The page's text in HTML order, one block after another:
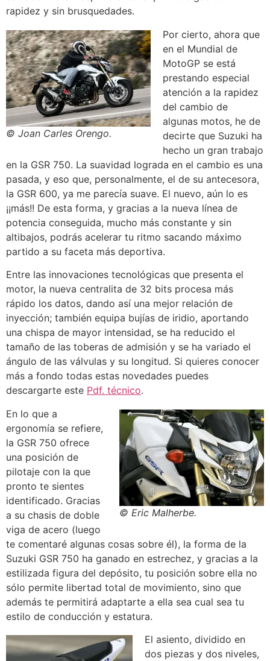
rapidez y sin brusquedades.
© Joan Carles Orengo.
Por cierto, ahora que
en el Mundial de
MotoGP se está
prestando especial
atención a la rapidez
del cambio de
algunas motos, he de
decirte que Suzuki ha
hecho un gran trabajo
en la GSR 750. La suavidad lograda en el cambio es una
pasada, y eso que, personalmente, el de su antecesora,
la GSR 600, ya me parecía suave. El nuevo, aún lo es
¡¡más!! De esta forma, y gracias a la nueva línea de
potencia conseguida, mucho más constante y sin
altibajos, podrás acelerar tu ritmo sacando máximo
partido a su faceta más deportiva.
Entre las innovaciones tecnológicas que presenta el
motor, la nueva centralita de 32 bits procesa más
rápido los datos, dando así una mejor relación de
inyección; también equipa bujías de iridio, aportando
una chispa de mayor intensidad, se ha reducido el
tamaño de las toberas de admisión y se ha variado el
ángulo de las válvulas y su longitud. Si quieres conocer
más a fondo todas estas novedades puedes
descargarte este Pdf. técnico.
© Eric Malherbe.
En lo que a
ergonomía se refiere,
la GSR 750 ofrece
una posición de
pilotaje con la que
pronto te sientes
identificado. Gracias
a su chasis de doble
viga de acero (luego
te comentaré algunas cosas sobre él), la forma de la
Suzuki GSR 750 ha ganado en estrechez, y gracias a la
estilizada figura del depósito, tu posición sobre ella no
sólo permite libertad total de movimiento, sino que
además te permitirá adaptarte a ella sea cual sea tu
estilo de conducción y estatura.
El asiento, dividido en
dos piezas y dos niveles,